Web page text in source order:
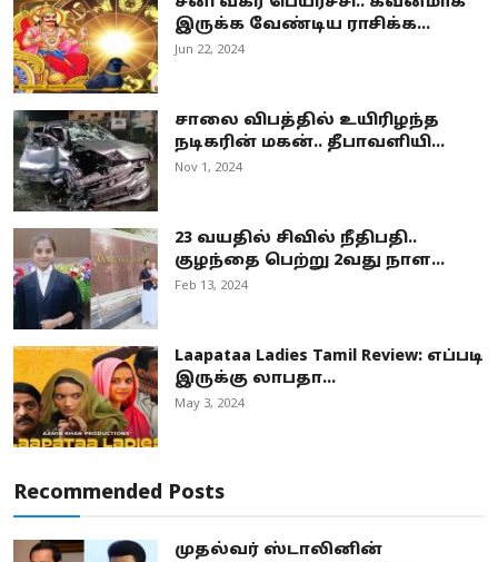
இருக்க வேண்டிய ராசிக்க...
Jun 22, 2024
சாலை விபத்தில் உயிரிழந்த
நடிகரின் மகன்.. தீபாவளியி...
Nov 1, 2024
23 வயதில் சிவில் நீதிபதி..
குழந்தை பெற்று 2வது நாள...
Feb 13, 2024
Laapataa Ladies Tamil Review: எப்படி
இருக்கு லாபதா...
May 3, 2024
Recommended Posts
முதல்வர் ஸ்டாலினின்